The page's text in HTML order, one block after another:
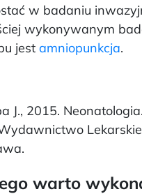
w badaniu
wykonywanym
jest amniopunkcja.
J., 2015. Neonatologia.
warto